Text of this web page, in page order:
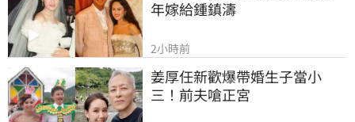
年嫁給鍾鎮濤
2小時前
姜厚任新歡爆帶婚生子當小
三！前夫嗆正宮